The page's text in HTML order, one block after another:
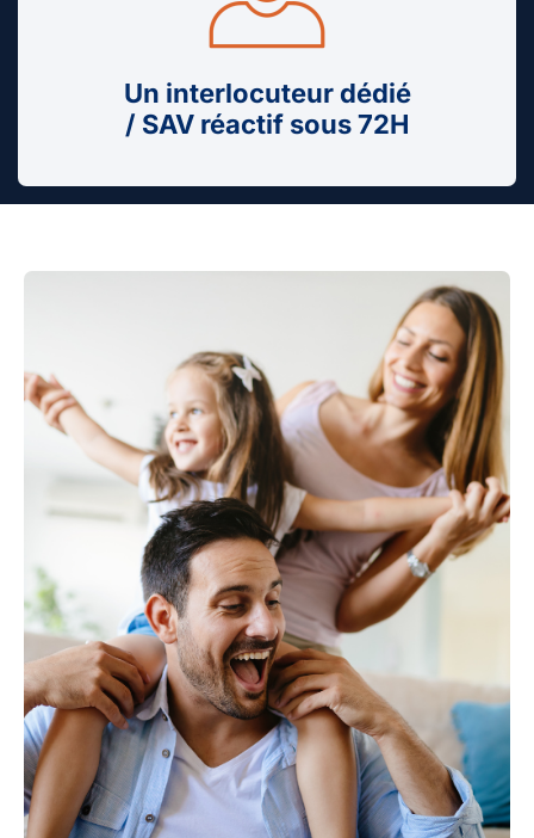
Un interlocuteur dédié
/ SAV réactif sous 72H